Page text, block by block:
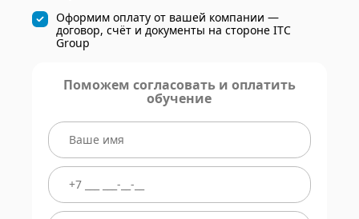
Оформим оплату от вашей компании —
договор, счёт и документы на стороне ITC
Group
Поможем согласовать и оплатить
обучение